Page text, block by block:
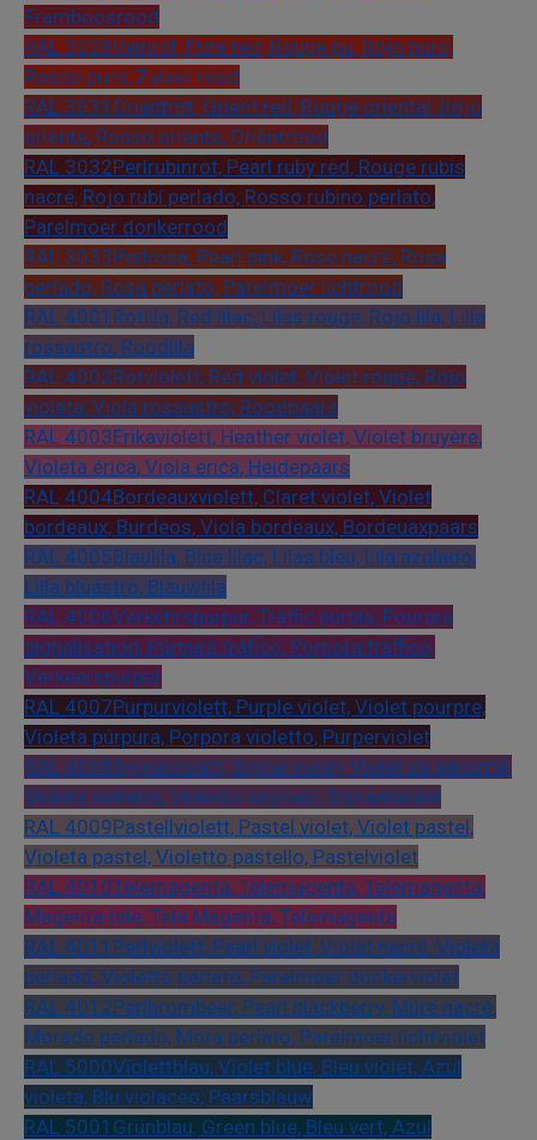
Framboosrood
RAL 3028Reinrot, Pure red, Rouge pu, Rojo puro,
Rosso puro, Zuiver rood
RAL 3031 Orientrot, Orient red, Rouge oriental, Rojo
oriente, Rosso oriente, Oriëntrood
RAL 3032Perlrubinrot, Pearl ruby red, Rouge rubis
nacré, Rojo rubí perlado, Rosso rubino perlato,
Parelmoer donkerrood
RAL 3033Perlrosa, Pearl pink, Rose nacré, Rosa
perlado, Rosa perlato, Parelmoer lichtrood
RAL 4001 Rotlila, Red lilac, Lilas rouge, Rojo lila, Lilla
rossastro, Roodlila
RAL 4002Rotviolett, Red violet, Violet rouge, Rojo
violeta, Viola rossastro, Roodpaars
RAL 4003Erikaviolett, Heather violet, Violet bruyère,
Violeta érica, Viola erica, Heidepaars
RAL 4004Bordeauxviolett, Claret violet, Violet
bordeaux, Burdeos, Viola bordeaux, Bordeuaxpaars
RAL 4005Blaulila, Blue lilac, Lilas bleu, Lila azulado,
Lilla bluastro, Blauwlila
RAL 4006Verkehrspurpur, Traffic purple, Pourpre
signalisation, Púrpurá tráfico, Porpora traffico,
Verkeerspurper
RAL 4007Purpurviolett, Purple violet, Violet pourpre,
Violeta púrpura, Porpora violetto, Purperviolet
RAL 4008Signalviolett, Signal violet, Violet de sécurité,
Violeta señales, Violetto segnale, Signaalviolet
RAL 4009Pastellviolett, Pastel violet, Violet pastel,
Violeta pastel, Violetto pastello, Pastelviolet
RAL 4010Telemagenta, Telemagenta, Telemagenta,
Magenta tele, Tele Magenta, Telemagenta
RAL 4011 Perlviolett, Pearl violet, Violet nacré, Violeta
perlado, Violetto perlato, Parelmoer donkerviolet
RAL 4012Perlbrombeer, Pearl blackberry, Mûre nacré,
Morado perlado, Mora perlato, Parelmoer lichtviolet
RAL 5000Violettblau, Violet blue, Bleu violet, Azul
violeta, Blu violaceo, Paarsblauw
RAL 5001 Grünblau, Green blue, Bleu vert, Azul